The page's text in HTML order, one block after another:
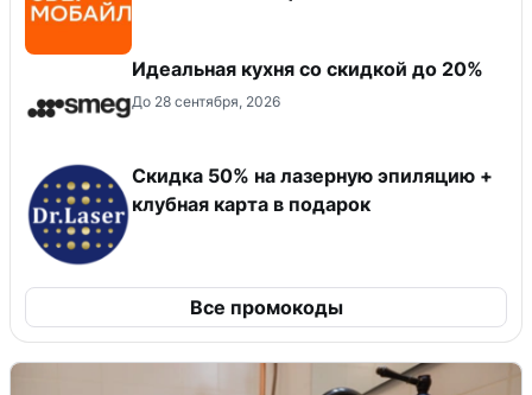
Идеальная кухня со скидкой до 20%
До 28 сентября, 2026
Скидка 50% на лазерную эпиляцию +
клубная карта в подарок
Все промокоды